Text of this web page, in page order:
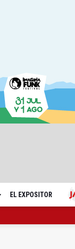
EL EXPOSITOR